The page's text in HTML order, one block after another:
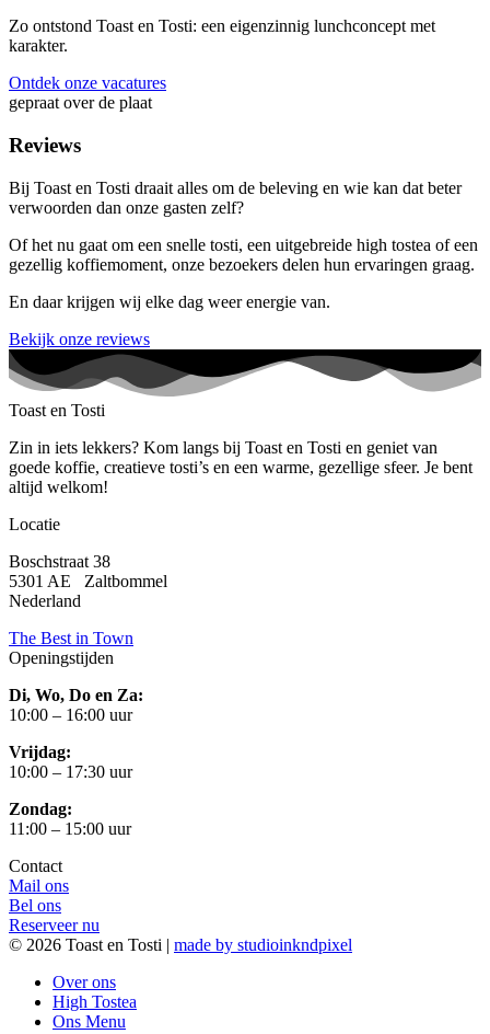
Zo ontstond Toast en Tosti: een eigenzinnig lunchconcept met
karakter.
Ontdek onze vacatures
gepraat over de plaat
Reviews
Bij Toast en Tosti draait alles om de beleving en wie kan dat beter
verwoorden dan onze gasten zelf?
Of het nu gaat om een snelle tosti, een uitgebreide high tostea of een
gezellig koffiemoment, onze bezoekers delen hun ervaringen graag.
En daar krijgen wij elke dag weer energie van.
Bekijk onze reviews
Toast en Tosti
Zin in iets lekkers? Kom langs bij Toast en Tosti en geniet van
goede koffie, creatieve tosti’s en een warme, gezellige sfeer. Je bent
altijd welkom!
Locatie
Boschstraat 38
5301 AE Zaltbommel
Nederland
The Best in Town
Openingstijden
Di, Wo, Do en Za:
10:00 – 16:00 uur
Vrijdag:
10:00 – 17:30 uur
Zondag:
11:00 – 15:00 uur
Contact
Mail ons
Bel ons
Reserveer nu
© 2026 Toast en Tosti | made by studioinkndpixel
Over ons
High Tostea
Ons Menu